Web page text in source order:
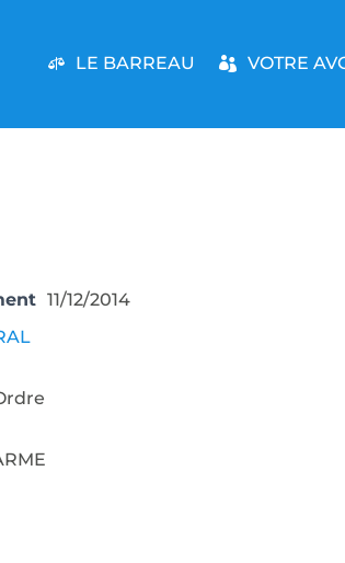
LE BARREAU VOTRE
11/12/2014